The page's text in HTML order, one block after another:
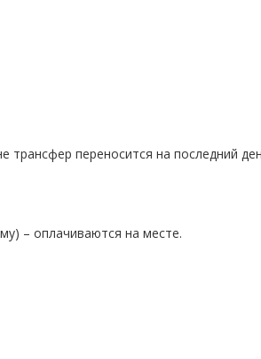
трансфер переносится на последний
– оплачиваются на месте.